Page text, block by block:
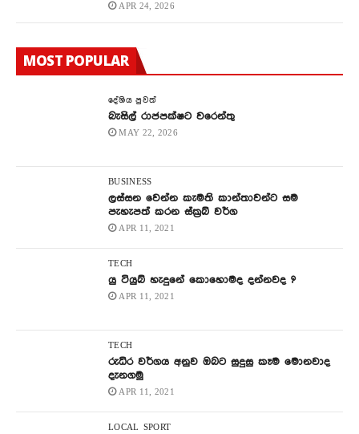
APR 24, 2026
MOST POPULAR
දේශිය පුවත්
බැසිල් රාජපක්ෂට වරෙන්තු
MAY 22, 2026
BUSINESS
ලස්සන වෙන්න කැමති කාන්තාවන්ට සම
පැහැපත් කරන ස්ක්‍රබ් වර්ග
APR 11, 2021
TECH
යු ටියුබ් හැදුනේ කොහොමද දන්නවද ?
APR 11, 2021
TECH
රුධිර වර්ගය අනුව ඔබට සුදුසු කෑම මොනවාද
දැනගමු
APR 11, 2021
LOCAL SPORT